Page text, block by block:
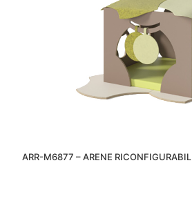
ARR-M6877 – ARENE